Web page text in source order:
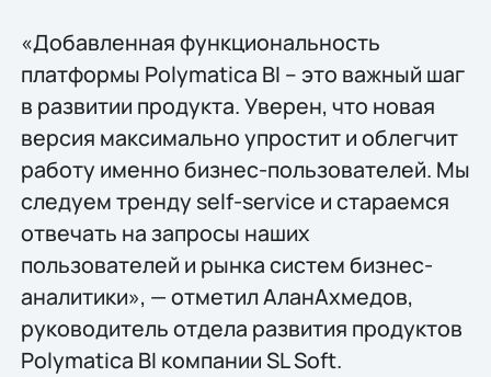
«Добавленная функциональность
платформы Polymatica BI – это важный шаг
в развитии продукта. Уверен, что новая
версия максимально упростит и облегчит
работу именно бизнес-пользователей. Мы
следуем тренду self-service и стараемся
отвечать на запросы наших
пользователей и рынка систем бизнес-
аналитики», — отметил АланАхмедов,
руководитель отдела развития продуктов
Polymatica BI компании SL Soft.